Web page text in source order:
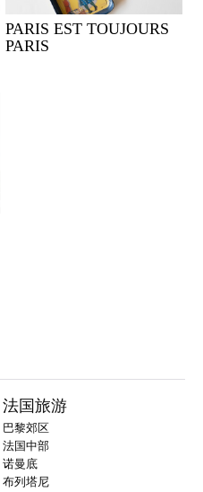
PARIS EST TOUJOURS
PARIS
法国旅游
巴黎郊区
法国中部
诺曼底
布列塔尼